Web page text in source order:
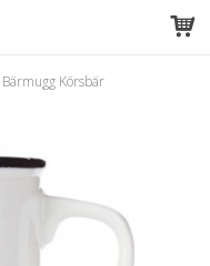
Bärmugg Körsbär